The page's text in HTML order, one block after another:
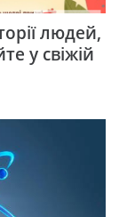
людей,
у свіжій